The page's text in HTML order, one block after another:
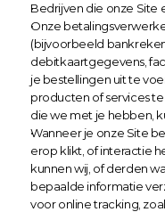
Bedrijven die onze Site
Onze
(bijvoorbeeld
debitkaartgegevens,
je bestellingen uit te
producten of services
die we met je hebben,
Wanneer je onze Site
erop klikt, of interactie
kunnen wij, of derden
bepaalde informatie
voor online tracking,